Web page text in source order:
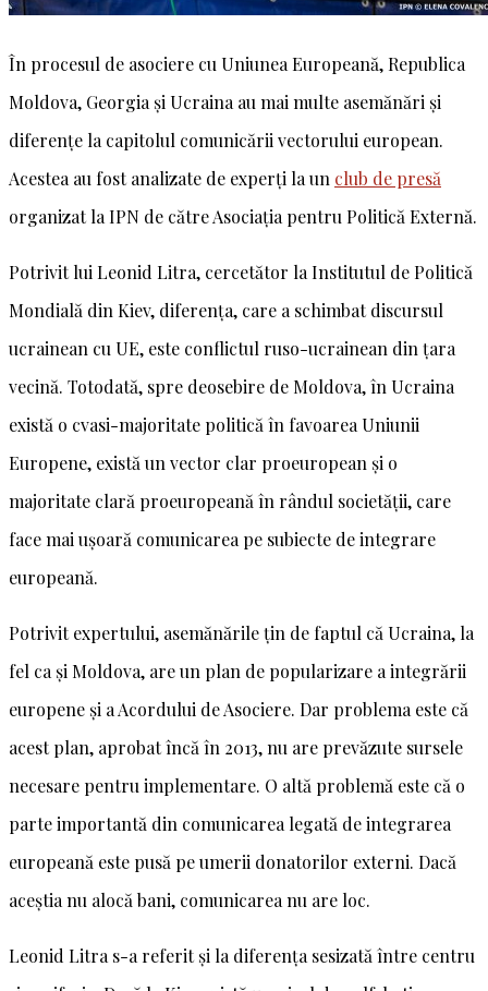
În procesul de asociere cu Uniunea Europeană, Republica
Moldova, Georgia şi Ucraina au mai multe asemănări şi
diferenţe la capitolul comunicării vectorului european.
Acestea au fost analizate de experți la un club de presă
organizat la IPN de către Asociația pentru Politică Externă.
Potrivit lui Leonid Litra, cercetător la Institutul de Politică
Mondială din Kiev, diferența, care a schimbat discursul
ucrainean cu UE, este conflictul ruso-ucrainean din ţara
vecină. Totodată, spre deosebire de Moldova, în Ucraina
există o cvasi-majoritate politică în favoarea Uniunii
Europene, există un vector clar proeuropean şi o
majoritate clară proeuropeană în rândul societății, care
face mai ușoară comunicarea pe subiecte de integrare
europeană.
Potrivit expertului, asemănările ţin de faptul că Ucraina, la
fel ca și Moldova, are un plan de popularizare a integrării
europene şi a Acordului de Asociere. Dar problema este că
acest plan, aprobat încă în 2013, nu are prevăzute sursele
necesare pentru implementare. O altă problemă este că o
parte importantă din comunicarea legată de integrarea
europeană este pusă pe umerii donatorilor externi. Dacă
aceștia nu alocă bani, comunicarea nu are loc.
Leonid Litra s-a referit și la diferența sesizată între centru